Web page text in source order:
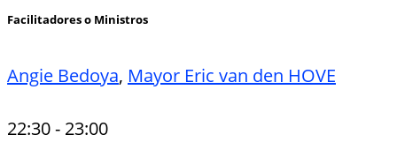
Facilitadores o Ministros
Angie Bedoya, Mayor Eric van den HOVE
22:30- 23:00